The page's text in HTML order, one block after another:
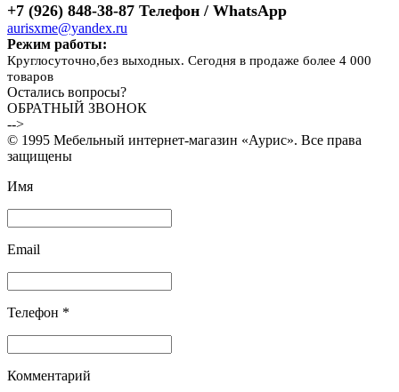
+7 (926) 848-38-87 Телефон / WhatsApp
aurisxme@yandex.ru
Режим работы:
Круглосуточно,без выходных. Сегодня в продаже более 4 000
товаров
Остались вопросы?
ОБРАТНЫЙ ЗВОНОК
-->
© 1995 Мебельный интернет-магазин «Аурис». Все права
защищены
Имя
Email
Телефон *
Комментарий